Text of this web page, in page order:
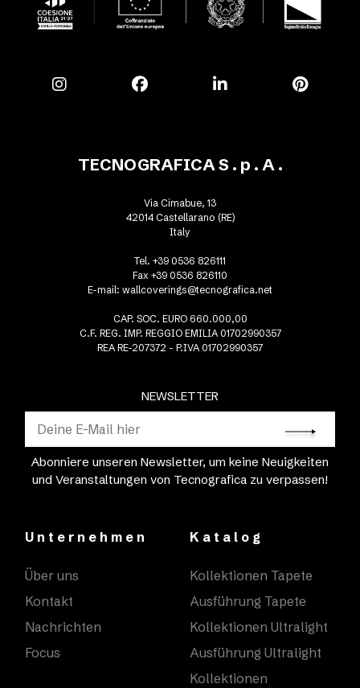
NEWSLETTER
Abonniere unseren Newsletter, um keine Neuigkeiten
und Veranstaltungen von Tecnografica zu verpassen!
TECNOGRAFICA S . p . A .
Via Cimabue, 13
42014 Castellarano (RE)
Italy
Tel. +39 0536 826111
Fax +39 0536 826110
E-mail: wallcoverings@tecnografica.net
CAP. SOC. EURO 660.000,00
C.F. REG. IMP. REGGIO EMILIA 01702990357
REA RE-207372 - P.IVA 01702990357
Unternehmen
Über uns
Kontakt
Nachrichten
Focus
Katalog
Kollektionen Tapete
Ausführung Tapete
Kollektionen Ultralight
Ausführung Ultralight
Kollektionen